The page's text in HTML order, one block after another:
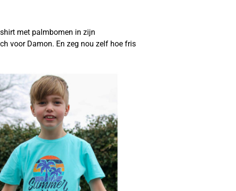
met palmbomen in zijn
voor Damon. En zeg nou zelf hoe fris